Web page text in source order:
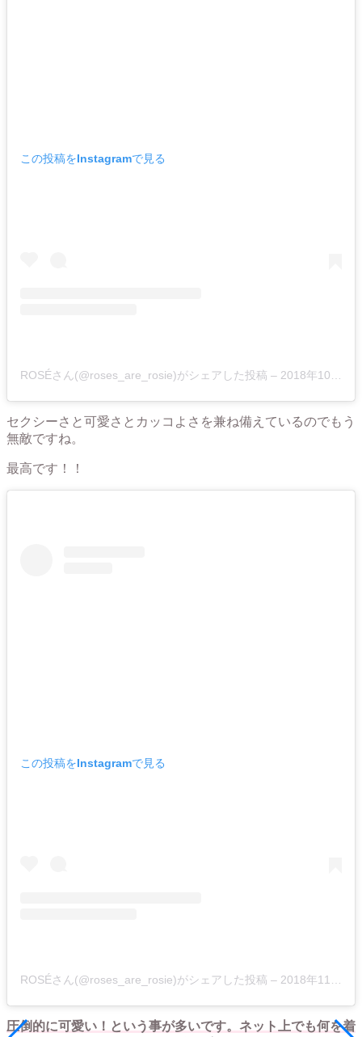
この投稿をInstagramで見る
ROSÉさん(@roses_are_rosie)がシェアした投稿 – 2018年10月月10日午前2時19分PDT
セクシーさと可愛さとカッコよさを兼ね備えているのでもう
無敵ですね。
最高です！！
この投稿をInstagramで見る
ROSÉさん(@roses_are_rosie)がシェアした投稿 – 2018年11月月26日午前5時29分PST
圧倒的に可愛い！という事が多いです。ネット上でも何を着